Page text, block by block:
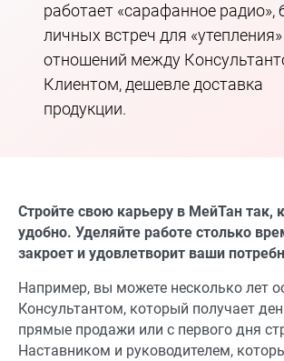
работает «сарафанное радио»,
личных встреч для «утепления»
отношений между
Клиентом, дешевле доставка
продукции.
Стройте свою карьеру в МейТан так,
удобно. Уделяйте работе столько
закроет и удовлетворит ваши
Например, вы можете несколько лет
Консультантом, который получает
прямые продажи или с первого дня
Наставником и руководителем,